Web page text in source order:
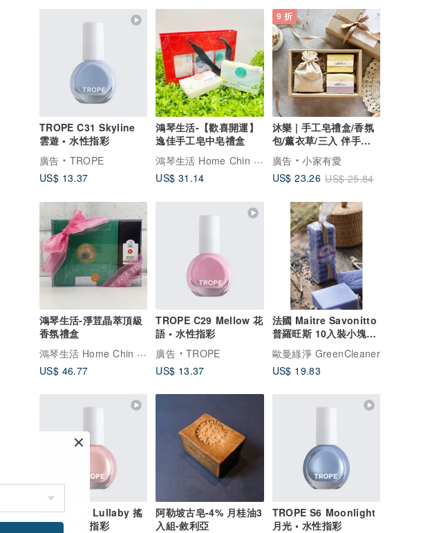
TROPE C31 Skyline
雲遊 • 水性指彩
廣告
TROPE
US$ 13.37
鴻琴生活-【歡喜開運】
逸佳手工皂中皂禮盒
鴻琴生活 Home Chin Life
US$ 31.14
9 折
沐樂 | 手工皂禮盒/香氛
包/薰衣草/三入 伴手禮
客製 手工皂
廣告
小家有愛
US$ 23.26 US$ 25.84
鴻琴生活-淨荳晶萃頂級
香氛禮盒
鴻琴生活 Home Chin Life
US$ 46.77
TROPE C29 Mellow 花
語 • 水性指彩
廣告
TROPE
US$ 13.37
法國 Maitre Savonitto
普羅旺斯 10入裝小塊香
氛皂-薰衣草
歐曼綠淨 GreenCleaner
US$ 19.83
TROPE S5 Lullaby 搖
籃曲 • 水性指彩
阿勒坡古皂-4% 月桂油3
入組-敘利亞
TROPE S6 Moonlight
月光 • 水性指彩